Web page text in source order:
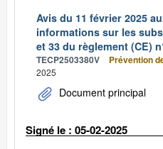
Avis du 11 février 2025
informations sur les
et 33 du règlement (CE)
TECP2503380V Prévention
2025
Document principal
Signé le : 05-02-2025